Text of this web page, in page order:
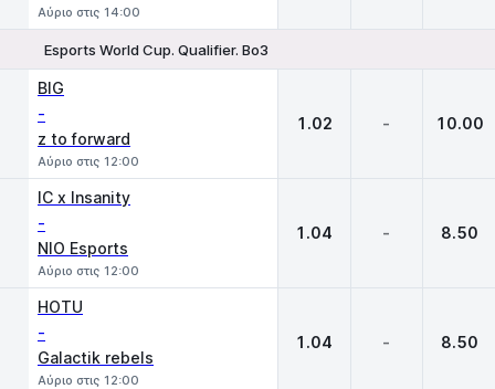
Αύριο στις 14:00
Esports World Cup. Qualifier. Bo3
BIG
-
z to forward
Αύριο στις 12:00
1.02 - 10.00
IC x Insanity
-
NIO Esports
Αύριο στις 12:00
1.04 - 8.50
HOTU
-
Galactik rebels
Αύριο στις 12:00
1.04 - 8.50